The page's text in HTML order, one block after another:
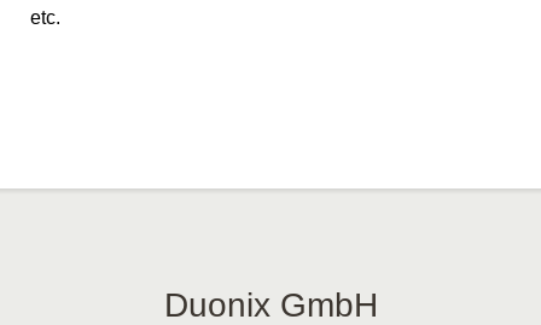
etc.
Duonix GmbH